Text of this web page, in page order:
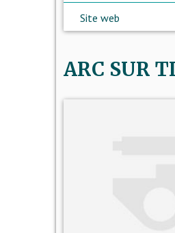
Site web
ARC SUR